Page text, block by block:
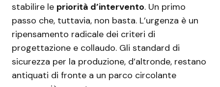
stabilire le priorità d’intervento. Un primo
passo che, tuttavia, non basta. L’urgenza è un
ripensamento radicale dei criteri di
progettazione e collaudo. Gli standard di
sicurezza per la produzione, d’altronde, restano
antiquati di fronte a un parco circolante